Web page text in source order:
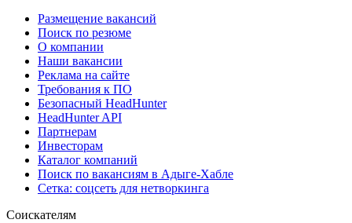
Размещение вакансий
Поиск по резюме
О компании
Наши вакансии
Реклама на сайте
Требования к ПО
Безопасный HeadHunter
HeadHunter API
Партнерам
Инвесторам
Каталог компаний
Поиск по вакансиям в Адыге-Хабле
Сетка: соцсеть для нетворкинга
Соискателям